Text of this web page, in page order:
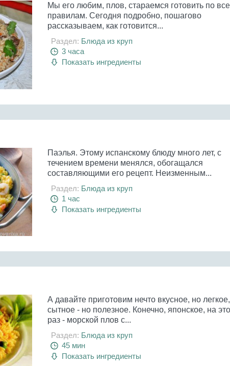
Мы его любим, плов, стараемся готовить по
правилам. Сегодня подробно, пошагово
рассказываем, как готовится...
Раздел: Блюда из круп
3 часа
Показать ингредиенты
Паэлья. Этому испанскому блюду много лет, с
течением времени менялся, обогащался
составляющими его рецепт. Неизменным...
Раздел: Блюда из круп
1 час
Показать ингредиенты
А давайте приготовим нечто вкусное, но легкое,
сытное - но полезное. Конечно, японское, на
раз - морской плов с...
Раздел: Блюда из круп
45 мин
Показать ингредиенты